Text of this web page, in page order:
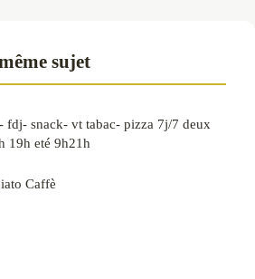
sujet
fdj- snack- vt tabac- pizza 7j/7 deux
19h eté 9h21h
Caffè